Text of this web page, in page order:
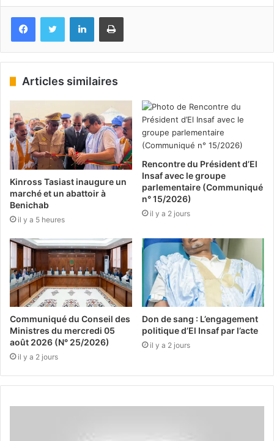
FacebookTwitter LinkedinImprimer
Articles similaires
Kinross Tasiast inaugure un
marché et un abattoir à
Benichab
il y a 5 heures
Rencontre du Président d’El
Insaf avec le groupe
parlementaire (Communiqué
n° 15/2026)
il y a 2 jours
Communiqué du Conseil des
Ministres du mercredi 05
août 2026 (N° 25/2026)
il y a 2 jours
Don de sang : L’engagement
politique d’El Insaf par l’acte
il y a 2 jours